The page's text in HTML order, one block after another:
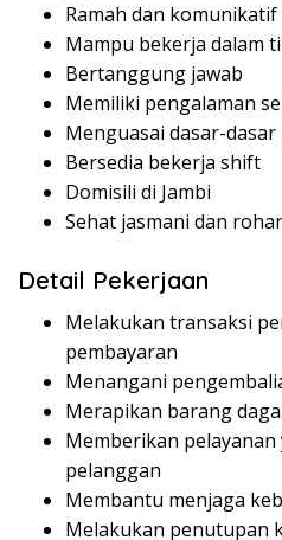
Ramah dan komunikatif
Mampu bekerja dalam
Bertanggung jawab
Memiliki pengalaman
Menguasai dasar-
Bersedia bekerja shift
Domisili di Jambi
Sehat jasmani dan
Detail Pekerjaan
Melakukan transaksi
pembayaran
Menangani
Merapikan barang
Memberikan
pelanggan
Membantu menjaga
Melakukan penutupan